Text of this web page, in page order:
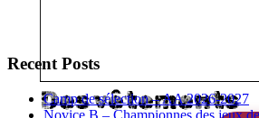
Des vêtements
Recent Posts
Camp de sélection – AA 2026-2027
Novice B – Championnes des jeux